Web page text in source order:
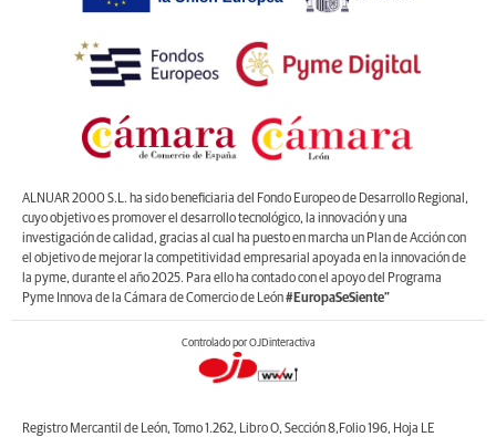
ALNUAR 2000 S.L. ha sido beneficiaria del Fondo Europeo de Desarrollo Regional,
cuyo objetivo es promover el desarrollo tecnológico, la innovación y una
investigación de calidad, gracias al cual ha puesto en marcha un Plan de Acción con
el objetivo de mejorar la competitividad empresarial apoyada en la innovación de
la pyme, durante el año 2025. Para ello ha contado con el apoyo del Programa
Pyme Innova de la Cámara de Comercio de León#EuropaSeSiente”
Controlado por OJDinteractiva
Registro Mercantil de León, Tomo 1.262, Libro O, Sección 8,Folio 196, Hoja LE